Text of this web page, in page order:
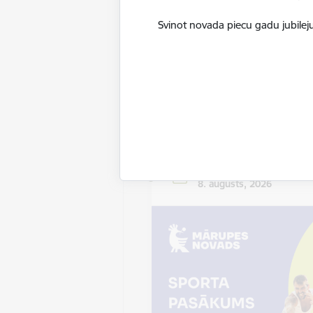
Svinot novada piecu gadu
8. augusts, 2026